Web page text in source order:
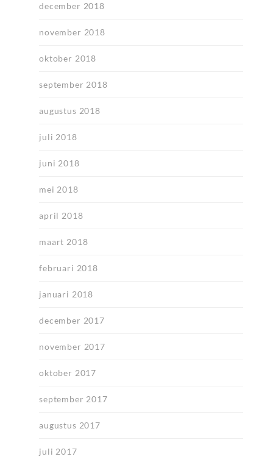
december 2018
november 2018
oktober 2018
september 2018
augustus 2018
juli 2018
juni 2018
mei 2018
april 2018
maart 2018
februari 2018
januari 2018
december 2017
november 2017
oktober 2017
september 2017
augustus 2017
juli 2017